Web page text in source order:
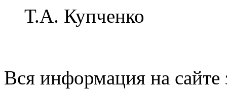
Т.А. Купченко
Вся информация на